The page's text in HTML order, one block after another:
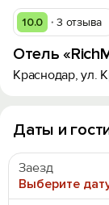
10.0 3 отзыва
Отель
Краснодар, ул.
Даты и
Заезд
Выберите